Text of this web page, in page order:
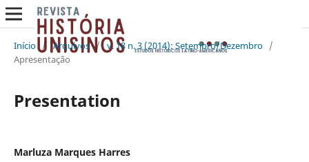
Início / Arquivos / v. 18 n. 3 (2014): Setembro/Dezembro /
Apresentação
Presentation
Marluza Marques Harres